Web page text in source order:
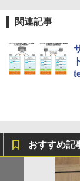
関連記事
おすすめ記